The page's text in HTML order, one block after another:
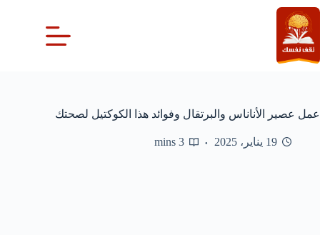
التجاوز
إلى
المحتوى
عمل عصير الأناناس والبرتقال وفوائد هذا الكوكتيل لصحتك
19 يناير، 2025 3 mins